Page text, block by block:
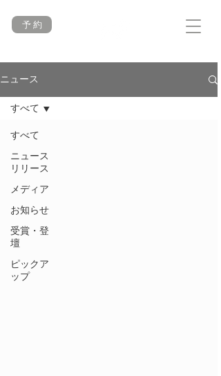
予 約
ニュース
すべて
ニュース
リリース
メディア
お知らせ
受賞・登
壇
ピックア
ップ
すべて